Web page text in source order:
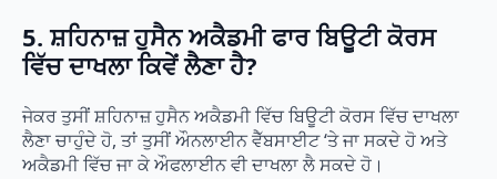
5. ਸ਼ਹਿਨਾਜ਼ ਹੁਸੈਨ ਅਕੈਡਮੀ ਫਾਰ ਬਿਊਟੀ ਕੋਰਸ
ਵਿੱਚ ਦਾਖਲਾ ਕਿਵੇਂ ਲੈਣਾ ਹੈ?
ਜੇਕਰ ਤੁਸੀਂ ਸ਼ਹਿਨਾਜ਼ ਹੁਸੈਨ ਅਕੈਡਮੀ ਵਿੱਚ ਬਿਊਟੀ ਕੋਰਸ ਵਿੱਚ ਦਾਖਲਾ
ਲੈਣਾ ਚਾਹੁੰਦੇ ਹੋ, ਤਾਂ ਤੁਸੀਂ ਔਨਲਾਈਨ ਵੈੱਬਸਾਈਟ ‘ਤੇ ਜਾ ਸਕਦੇ ਹੋ ਅਤੇ
ਅਕੈਡਮੀ ਵਿੱਚ ਜਾ ਕੇ ਔਫਲਾਈਨ ਵੀ ਦਾਖਲਾ ਲੈ ਸਕਦੇ ਹੋ।